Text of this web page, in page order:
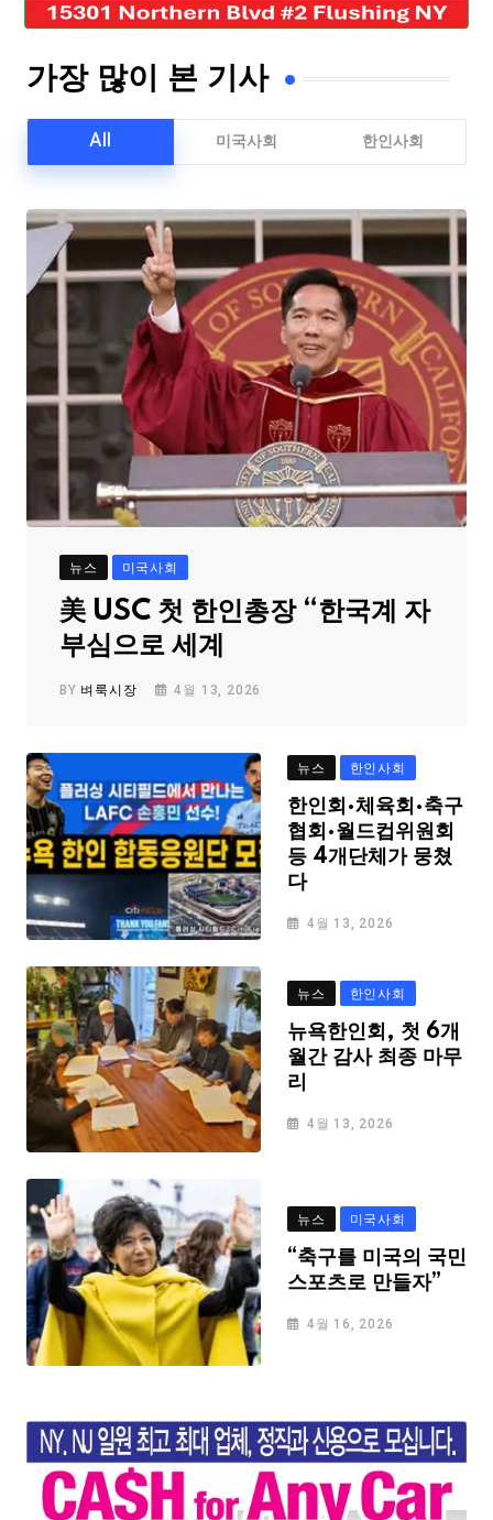
가장 많이 본 기사
All 미국사회 한인사회
뉴스 미국사회
美 USC 첫 한인총장 “한국계 자
부심으로 세계
BY 벼룩시장 4월 13, 2026
뉴스 한인사회
한인회·체육회·축구
협회·월드컵위원회
등 4개단체가 뭉쳤
다
4월 13, 2026
뉴스 한인사회
뉴욕한인회, 첫 6개
월간 감사 최종 마무
리
4월 13, 2026
뉴스 미국사회
“축구를 미국의 국민
스포츠로 만들자”
4월 16, 2026